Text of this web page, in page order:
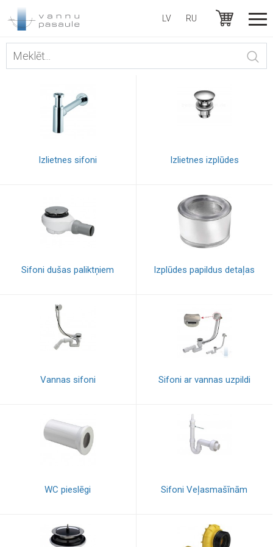
LV RU
Izlietnes sifoni Izlietnes izplūdes
Sifoni dušas paliktņiem Izplūdes papildus detaļas
Vannas sifoni Sifoni ar vannas uzpildi
WC pieslēgi Sifoni Veļasmašīnām